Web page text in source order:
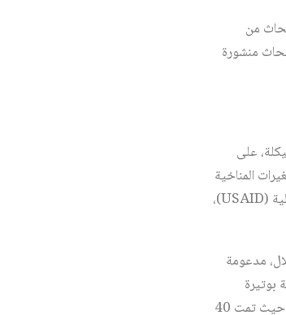
من
منشورة
على
المناخية
وتعويض العجز المطري عبر تخصيب السحب اصطناعيًّا. وقد تم إطلاق هذا البرنامج بشراكة مع الوكالة الأمريكية للتنمية الدولية (USAID)،
مدعومة
بوتيرة
متزايدة خلال السنوات الأخيرة (21 مرة سنة 2021 و27 مرة سنة 2022 و22 مرة سنة 2023 و70 مرة برسم سنة 2024، حيث تمت 40